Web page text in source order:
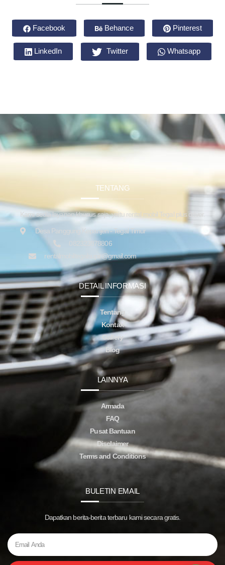
Facebook Behance Pinterest
LinkedIn Twitter Whatsapp
TENTANG
Kami sedia layanan khusus saja, yaitu rental mobil Tegal plus driver.
Desa Panggung Kepanjen - Tegal Timur
082323878806
rentalmobiltegalsupir@gmail.com
DETAIL INFORMASI
Tentang
Kontak
Gallery
Blog
LAINNYA
Armada
FAQ
Pusat Bantuan
Disclaimer
Terms and Conditions
BULETIN EMAIL
Dapatkan berita-berita terbaru kami secara gratis.